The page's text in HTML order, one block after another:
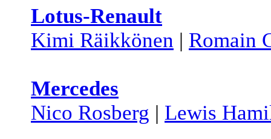
Lotus-Renault
Kimi Räikkönen | Romain
Mercedes
Nico Rosberg | Lewis